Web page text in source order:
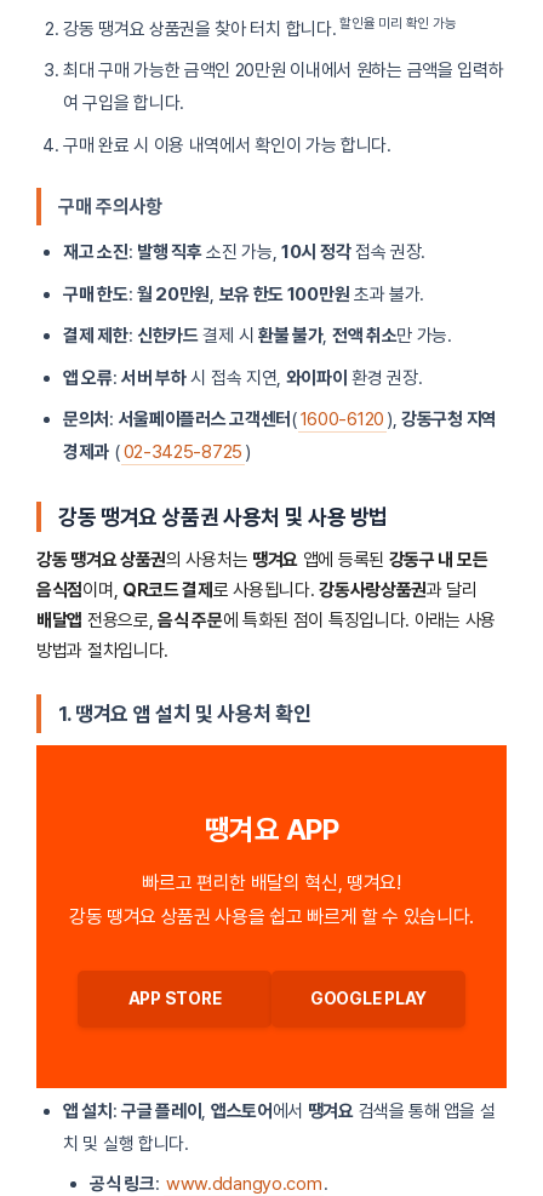
강동 땡겨요 상품권을 찾아 터치 합니다. 할인율 미리 확인 가능
최대 구매 가능한 금액인 20만원 이내에서 원하는 금액을 입력하
여 구입을 합니다.
구매 완료 시 이용 내역에서 확인이 가능 합니다.
구매 주의사항
재고 소진: 발행 직후소진 가능,10시 정각접속 권장.
구매 한도: 월 20만원, 보유 한도 100만원 초과 불가.
결제 제한: 신한카드결제 시 환불 불가, 전액 취소만 가능.
앱 오류:서버 부하시 접속 지연, 와이파이 환경 권장.
문의처 : 서울페이플러스 고객센터 (1600-6120 ),강동구청 지역
경제과 (02-3425-8725 )
강동 땡겨요 상품권 사용처 및 사용 방법
강동 땡겨요 상품권의 사용처는 땡겨요 앱에 등록된 강동구 내 모든
음식점이며, QR코드 결제 로 사용됩니다.강동사랑상품권과 달리
배달앱 전용으로,음식 주문에 특화된 점이 특징입니다. 아래는 사용
방법과 절차입니다.
1. 땡겨요 앱 설치 및 사용처 확인
땡겨요 APP
빠르고 편리한 배달의 혁신, 땡겨요!
강동 땡겨요 상품권 사용을 쉽고 빠르게 할 수 있습니다.
APP STORE GOOGLE PLAY
앱 설치 :구글 플레이 , 앱스토어에서 땡겨요검색을 통해 앱을 설
치 및 실행 합니다.
공식 링크: www.ddangyo.com.